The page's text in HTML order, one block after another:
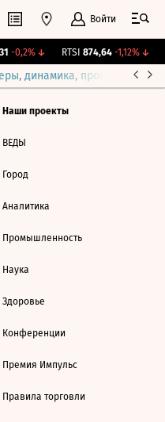
Войти
-0,2%↓ RTSI 874,64 -1,12%↓
динамика, прогнозы
Наши проекты
ВЕДЫ
Город
Аналитика
Промышленность
Наука
Здоровье
Конференции
Премия Импульс
Правила торговли